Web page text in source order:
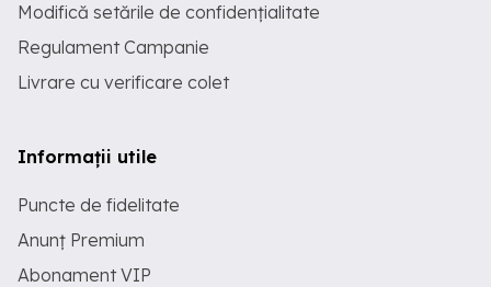
Modifică setările de confidențialitate
Regulament Campanie
Livrare cu verificare colet
Informații utile
Puncte de fidelitate
Anunț Premium
Abonament VIP